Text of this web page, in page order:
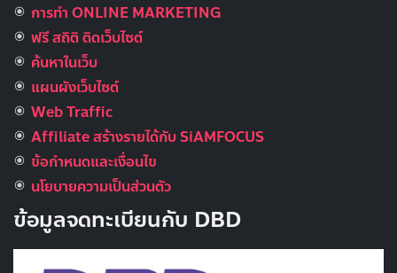
การทำ ONLINE MARKETING
ฟรี สถิติ ติดเว็บไซต์
ค้นหาในเว็บ
แผนผังเว็บไซต์
Web Traffic
Affiliate สร้างรายได้กับ SiAMFOCUS
ข้อกำหนดและเงื่อนไข
นโยบายความเป็นส่วนตัว
ข้อมูลจดทะเบียนกับ DBD